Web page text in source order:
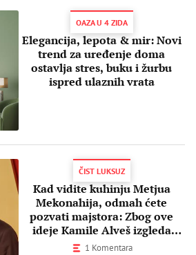
OAZA U 4 ZIDA
Elegancija, lepota & mir: Novi
trend za uređenje doma
ostavlja stres, buku i žurbu
ispred ulaznih vrata
ČIST LUKSUZ
Kad vidite kuhinju Metjua
Mekonahija, odmah ćete
pozvati majstora: Zbog ove
ideje Kamile Alveš izgleda
uredno i otmeno
1 Komentara